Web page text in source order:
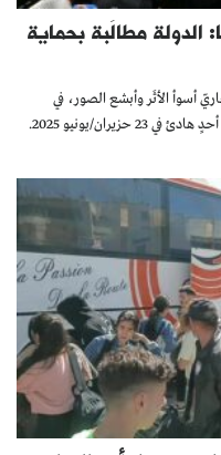
مطالَبة بحماية
أسوأ الأثَر وأبشع الصور، في
كنيسة مار إلياس التي كانت تعجّ بالمصلّين في يوم أحدٍ هادئ في 23 حزيران/يونيو 2025.